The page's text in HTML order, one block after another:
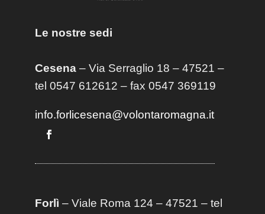
Le nostre sedi
Cesena– Via Serraglio 18 – 47521 –
tel 0547 612612 – fax 0547 369119
info.forlicesena@volontaromagna.it
Forlì – Viale Roma 124 – 47521 – tel